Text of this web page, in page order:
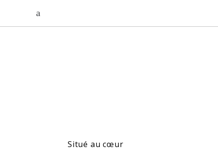
Situé au cœur